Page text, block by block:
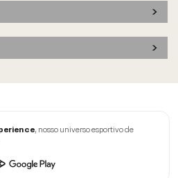
, nosso universo esportivo de